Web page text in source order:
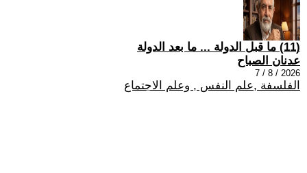
(11) ما قبل الدولة ... ما بعد الدولة
عدنان الصباح
2026 / 8 / 7
الفلسفة ,علم النفس , وعلم الاجتماع